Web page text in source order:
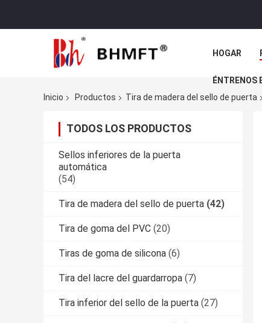
HOGAR
ÉNTRENOS
Inicio
Productos Tira de madera del sello de puerta
TODOS LOS PRODUCTOS
Sellos inferiores de la puerta
automática
(54)
Tira de madera del sello de puerta (42)
Tira de goma del PVC (20)
Tiras de goma de silicona (6)
Tira del lacre del guardarropa (7)
Tira inferior del sello de la puerta (27)